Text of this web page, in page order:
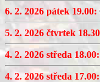
6. 2. 2026 pátek 19.00:
5. 2. 2026 čtvrtek
4. 2. 2026 středa 18.00:
4. 2. 2026 středa 17.00: